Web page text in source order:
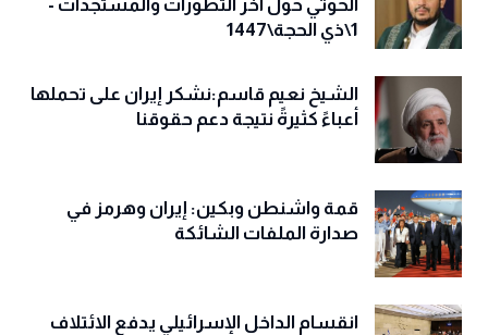
الحوثي حول آخر التطورات والمستجدات -
1\ذي الحجة\1447
الشيخ نعيم قاسم:نشكر إيران على تحملها
أعباءً كثيرةً نتيجة دعم حقوقنا
قمة واشنطن وبكين: إيران وهرمز في
صدارة الملفات الشائكة
انقسام الداخل الإسرائيلي يدفع الائتلاف